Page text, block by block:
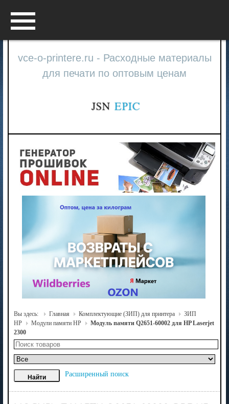
vce-o-printere.ru - Расходные материалы
для печати по оптовым ценам
Вы здесь: Главная Комплектующие (ЗИП) для принтера
ЗИП
HP
Модули памяти HP
Модуль памяти Q2651-60002 для HP Laserjet
2300
Расширенный поиск